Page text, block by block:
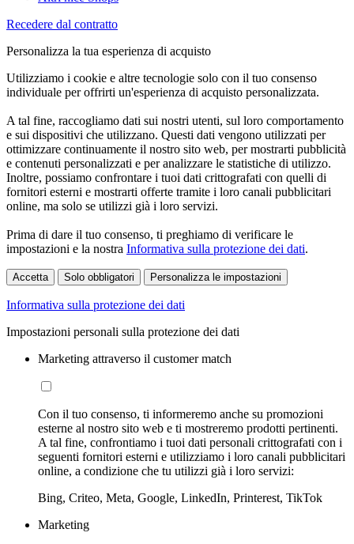
Recedere dal contratto
Personalizza la tua esperienza di acquisto
Utilizziamo i cookie e altre tecnologie solo con il tuo consenso
individuale per offrirti un'esperienza di acquisto personalizzata.
A tal fine, raccogliamo dati sui nostri utenti, sul loro comportamento
e sui dispositivi che utilizzano. Questi dati vengono utilizzati per
ottimizzare continuamente il nostro sito web, per mostrarti pubblicità
e contenuti personalizzati e per analizzare le statistiche di utilizzo.
Inoltre, possiamo confrontare i tuoi dati crittografati con quelli di
fornitori esterni e mostrarti offerte tramite i loro canali pubblicitari
online, ma solo se utilizzi già i loro servizi.
Prima di dare il tuo consenso, ti preghiamo di verificare le
impostazioni e la nostra Informativa sulla protezione dei dati.
Accetta Solo obbligatori Personalizza le impostazioni
Informativa sulla protezione dei dati
Impostazioni personali sulla protezione dei dati
Marketing attraverso il customer match
Con il tuo consenso, ti informeremo anche su promozioni
esterne al nostro sito web e ti mostreremo prodotti pertinenti.
A tal fine, confrontiamo i tuoi dati personali crittografati con i
seguenti fornitori esterni e utilizziamo i loro canali pubblicitari
online, a condizione che tu utilizzi già i loro servizi:
Bing, Criteo, Meta, Google, LinkedIn, Printerest, TikTok
Marketing